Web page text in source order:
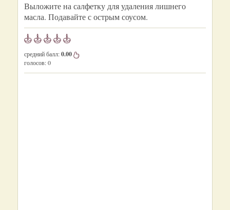
Выложите на салфетку для удаления лишнего
масла. Подавайте с острым соусом.
средний балл:0.00
голосов:0